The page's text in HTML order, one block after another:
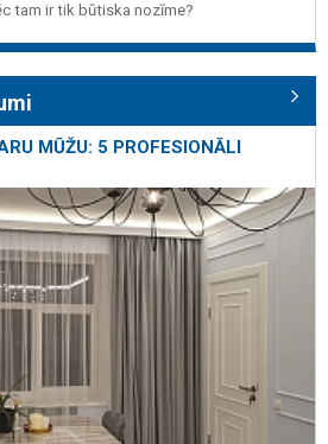
tam ir tik būtiska nozīme?
MŪŽU: 5 PROFESIONĀLI